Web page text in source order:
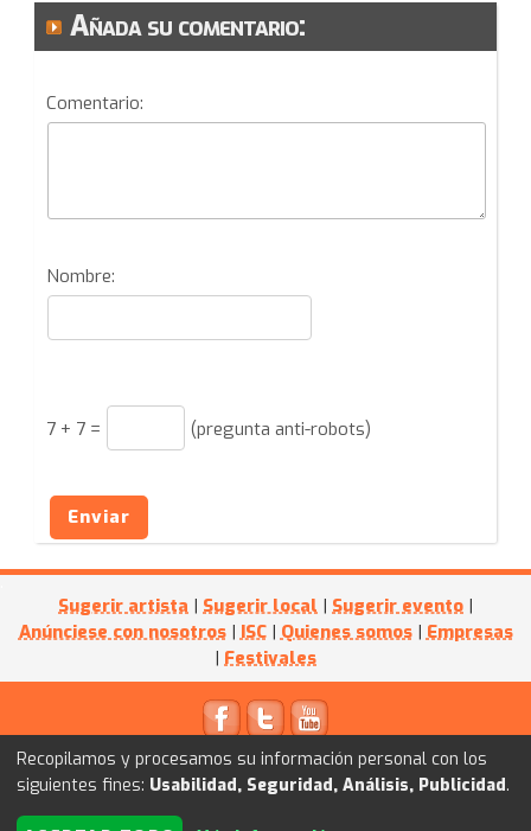
Añada su comentario:
Comentario:
Nombre:
7+ 7= (pregunta anti-robots)
Enviar
Sugerir artista | Sugerir local | Sugerir evento |
Anúnciese con nosotros | ISC | Quienes somos | Empresas
| Festivales
© 2011Kultube.net- Powered byI+D WEB
Recopilamos y procesamos su información personal con los
siguientes fines: Usabilidad, Seguridad, Análisis, Publicidad.